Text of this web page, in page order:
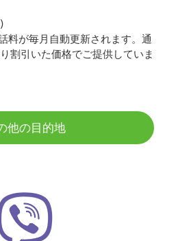
料が毎月自動更新されます。通
割引いた価格でご提供していま
他の目的地